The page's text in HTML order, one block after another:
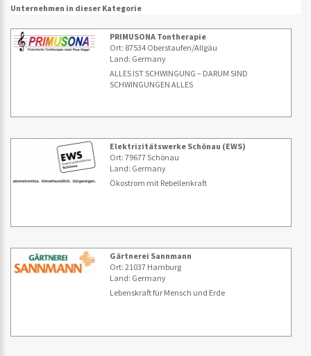
Unternehmen in dieser Kategorie
PRIMUSONA Tontherapie
Ort: 87534 Oberstaufen/Allgäu
Land: Germany
ALLES IST SCHWINGUNG – DARUM SIND
SCHWINGUNGEN ALLES
Elektrizitätswerke Schönau (EWS)
Ort: 79677 Schönau
Land: Germany
Ökostrom mit Rebellenkraft
Gärtnerei Sannmann
Ort: 21037 Hamburg
Land: Germany
Lebenskraft für Mensch und Erde